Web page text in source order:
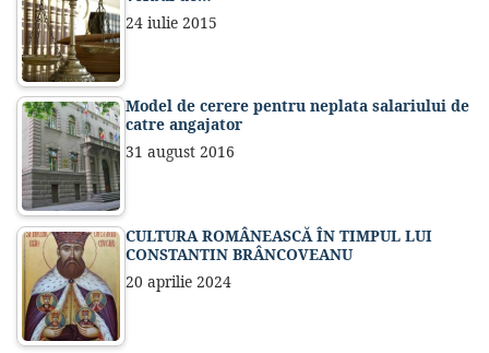
24 iulie 2015
Model de cerere pentru neplata salariului de
catre angajator
31 august 2016
CULTURA ROMÂNEASCĂ ÎN TIMPUL LUI
CONSTANTIN BRÂNCOVEANU
20 aprilie 2024